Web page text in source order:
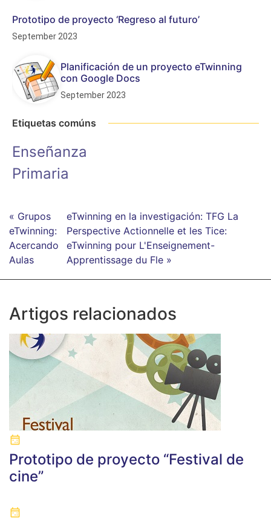
Prototipo de proyecto ‘Regreso al futuro’
September 2023
Planificación de un proyecto eTwinning
con Google Docs
September 2023
Etiquetas comúns
Enseñanza
Primaria
« Grupos
eTwinning:
Acercando
Aulas
eTwinning en la investigación: TFG La
Perspective Actionnelle et les Tice:
eTwinning pour L'Enseignement-
Apprentissage du Fle »
Artigos relacionados
Prototipo de proyecto “Festival de
cine”